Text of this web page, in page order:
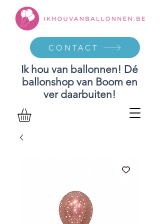
Ik hou van ballonnen! Dé
ballonshop van Boom en
ver daarbuiten!
CONTACT